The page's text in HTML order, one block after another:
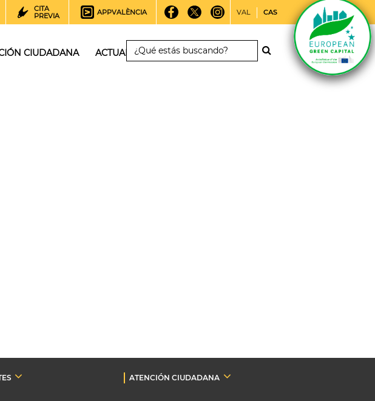
CITA
PREVIA
APPVALÈNCIA VAL CAS
CIUDADANA ACTUALIDAD
ATENCIÓN CIUDADANA